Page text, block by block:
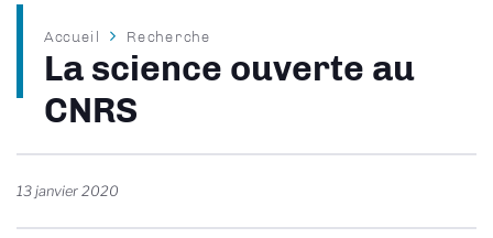
Fil
d'Ariane
Accueil Recherche
La science ouverte au
CNRS
13 janvier 2020